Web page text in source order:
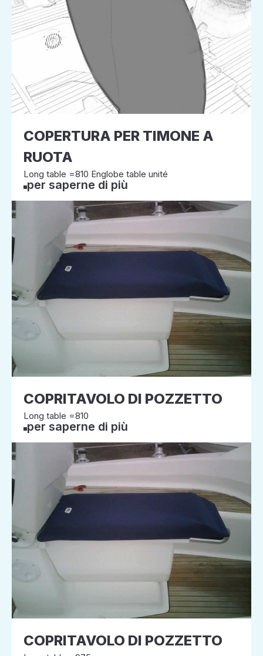
COPERTURA PER TIMONE A
RUOTA
Long table =810 Englobe table unité
per saperne di più
COPRITAVOLO DI POZZETTO
Long table =810
per saperne di più
COPRITAVOLO DI POZZETTO